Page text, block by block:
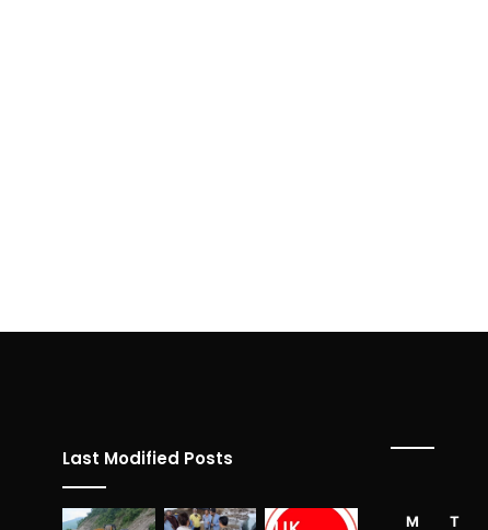
Last Modified Posts
M T